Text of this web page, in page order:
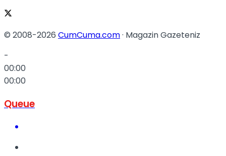
© 2008-2026 CumCuma.com· Magazin Gazeteniz
-
00:00
00:00
Queue